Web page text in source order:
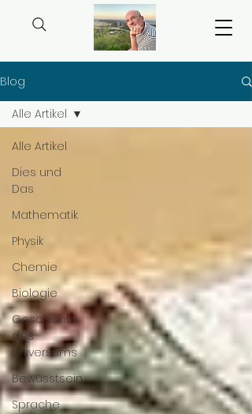
Blog
Alle Artikel
Dies und
Das
Mathematik
Physik
Chemie
Biologie
Geschichte
des
Universums
Bewusstsein
Sprache
Alle Artikel